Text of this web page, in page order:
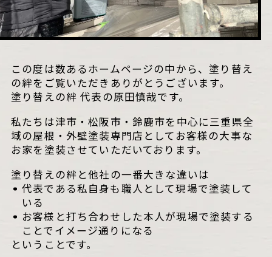
この度は数あるホームページの中から、塗り替え
の絆をご覧いただきありがとうございます。
塗り替えの絆 代表の原田慎哉です。
私たちは津市・松阪市・鈴鹿市を中心に三重県全
域の屋根・外壁塗装専門店としてお客様の大事な
お家を塗装させていただいております。
塗り替えの絆と他社の一番大きな違いは
代表である私自身も職人として現場で塗装して
いる
お客様と打ち合わせした本人が現場で塗装する
ことでイメージ通りになる
ということです。